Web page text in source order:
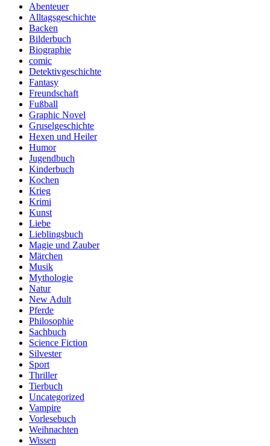
Abenteuer
Alltagsgeschichte
Backen
Bilderbuch
Biographie
comic
Detektivgeschichte
Fantasy
Freundschaft
Fußball
Graphic Novel
Gruselgeschichte
Hexen und Heiler
Humor
Jugendbuch
Kinderbuch
Kochen
Krieg
Krimi
Kunst
Liebe
Lieblingsbuch
Magie und Zauber
Märchen
Musik
Mythologie
Natur
New Adult
Pferde
Philosophie
Sachbuch
Science Fiction
Silvester
Sport
Thriller
Tierbuch
Uncategorized
Vampire
Vorlesebuch
Weihnachten
Wissen